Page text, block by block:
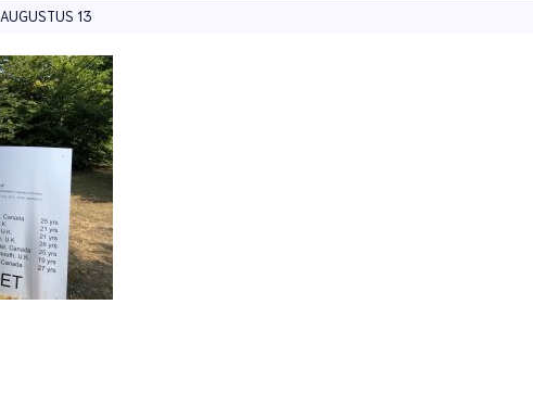
AUGUSTUS 13